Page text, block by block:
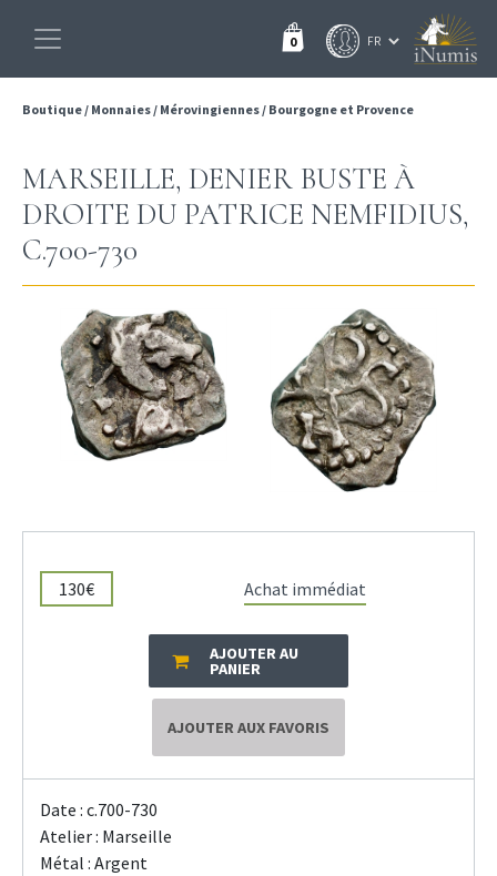
0
Boutique/ Monnaies/ Mérovingiennes/ Bourgogne et Provence
MARSEILLE, DENIER BUSTE À
DROITE DU PATRICE NEMFIDIUS,
C.700-730
130€ Achat immédiat
AJOUTER AU
PANIER
AJOUTER AUX FAVORIS
Date : c.700-730
Atelier : Marseille
Métal : Argent